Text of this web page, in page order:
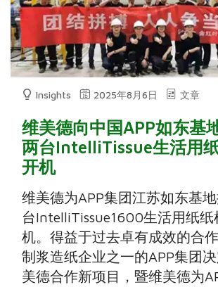
Insights 2025年8月6日 文章
维美德向中国APP如东基
两台IntelliTissue生活用
开机
维美德为APP集团江苏如东基
台IntelliTissue1600生活用纸纸
机。得益于过去卓有成效的合
制浆造纸企业之一的APP集团
美德合作新项目，暨维美德为